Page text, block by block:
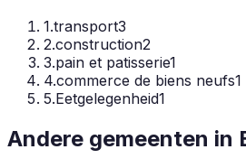
1.transport3
2.construction2
3.pain et patisserie1
4.commerce de biens neufs1
5.Eetgelegenheid1
Andere gemeenten in